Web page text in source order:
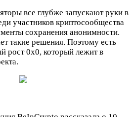
все глубже запускают руки в
участников криптосообщества
сохранения анонимности.
такие решения. Поэтому есть
рост 0x0, который лежит в